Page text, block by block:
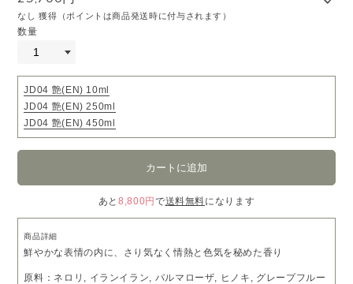
なし 獲得（ポイントは商品発送時に付与されます）
数量
JD04 艶(EN) 10ml
JD04 艶(EN) 250ml
JD04 艶(EN) 450ml
あと8,800円 で送料無料になります
商品詳細
鮮やかな表情の内に、さり気なく情熱と色気を秘めた香り
原料：ネロリ, イランイラン, パルマローザ, ヒノキ, グレープフルー